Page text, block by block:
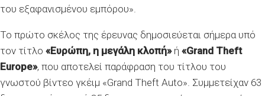
του εξαφανισμένου εμπόρου».
Το πρώτο σκέλος της έρευνας δημοσιεύεται σήμερα υπό
τον τίτλο «Ευρώπη, η μεγάλη κλοπή»ή «Grand Theft
Europe», που αποτελεί παράφραση του τίτλου του
γνωστού βίντεο γκέιμ «Grand Theft Auto». Συμμετείχαν 63